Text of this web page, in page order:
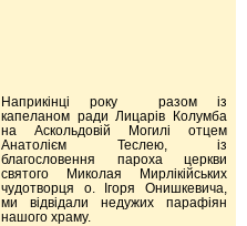
Наприкінці року разом із
капеланом ради Лицарів Колумба
на Аскольдовій Могилі отцем
Анатолієм Теслею, із
благословення пароха церкви
святого Миколая Мирлікійських
чудотворця о. Ігоря Онишкевича,
ми відвідали недужих парафіян
нашого храму.